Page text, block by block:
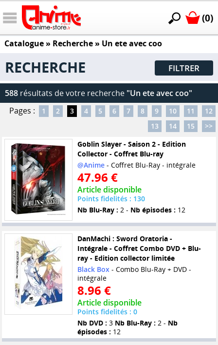
(0)
Catalogue» Recherche » Un ete avec coo
RECHERCHE FILTRER
588 résultats de votre recherche "Un ete avec coo"
Pages :
1 2 3 4 5 6 7 8 9 10 11
12
13
14 15
>>
Goblin Slayer - Saison 2 - Edition
Collector - Coffret Blu-ray
@Anime- Coffret Blu-Ray - intégrale
47.96 €
Article disponible
Points fidelités : 130
Nb Blu-Ray : 2 - Nb épisodes : 12
DanMachi : Sword Oratoria -
Intégrale - Coffret Combo DVD + Blu-
ray - Edition collector limitée
Black Box - Combo Blu-Ray + DVD -
intégrale
8.96 €
Article disponible
Points fidelités : 0
Nb DVD : 3 Nb Blu-Ray : 2 - Nb
épisodes : 12